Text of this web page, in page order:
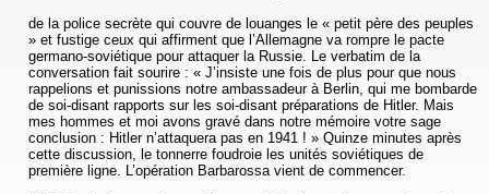
de la police secrète qui couvre de louanges le « petit père des peuples
» et fustige ceux qui affirment que l’Allemagne va rompre le pacte
germano-soviétique pour attaquer la Russie. Le verbatim de la
conversation fait sourire : « J’insiste une fois de plus pour que nous
rappelions et punissions notre ambassadeur à Berlin, qui me bombarde
de soi-disant rapports sur les soi-disant préparations de Hitler. Mais
mes hommes et moi avons gravé dans notre mémoire votre sage
conclusion : Hitler n’attaquera pas en 1941 ! » Quinze minutes après
cette discussion, le tonnerre foudroie les unités soviétiques de
première ligne. L’opération Barbarossa vient de commencer.